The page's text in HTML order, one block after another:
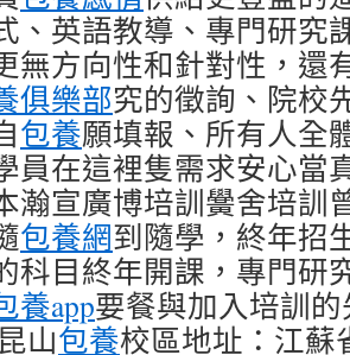
、英語教導、專門研究
無方向性和針對性，還
俱樂部究的徵詢、院校
包養願填報、所有人全
員在這裡隻需求安心當
瀚宣廣博培訓黌舍培訓
包養網到隨學，終年招
科目終年開課，專門研
養app要餐與加入培訓
山包養校區地址：江蘇